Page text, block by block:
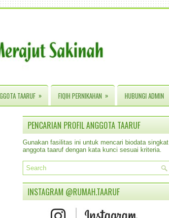
TAARUF » FIQIH PERNIKAHAN » HUBUNGI ADMIN
PENCARIAN PROFIL ANGGOTA TAARUF
Gunakan fasilitas ini untuk mencari biodata singkat
anggota taaruf dengan kata kunci sesuai kriteria.
INSTAGRAM @RUMAH.TAARUF